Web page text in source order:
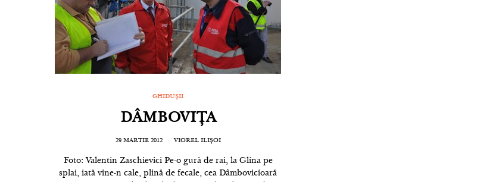
GHIDUȘII
DÂMBOVIȚA
29 MARTIE 2012 VIOREL ILIȘOI
Foto: Valentin Zaschievici Pe-o gură de rai, la Glina pe
splai, iată vine-n cale, plină de fecale, cea Dâmbovicioară